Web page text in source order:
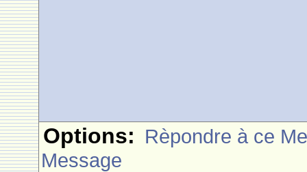
Options: Rèpondre à ce
Message